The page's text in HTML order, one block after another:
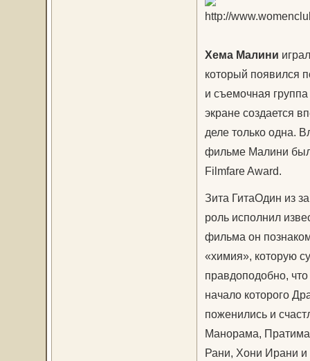
Хема Малини
который появился
и съемочная
экране создается
деле только одна.
фильме Малини
Filmfare Award.
Зита ГитаОдин из
роль исполнил
фильма он
«химия», которую
правдоподобно,
начало которого
поженились и
Манорама, Пратима
Рани, Хони Ирани и